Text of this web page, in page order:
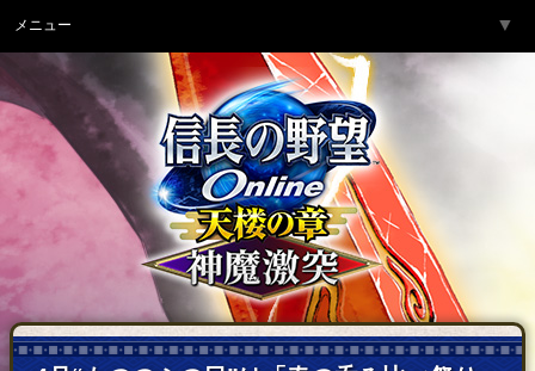
メニュー ▼
トップページ
ゲーム紹介
サービス
コミュニティ
ネットカフェ ▼